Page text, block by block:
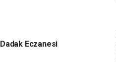
Dadak Eczanesi